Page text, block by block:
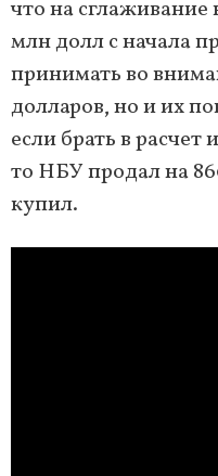
что на сглаживание
млн долл с начала
принимать во
долларов, но и их
если брать в
то НБУ продал на
купил.